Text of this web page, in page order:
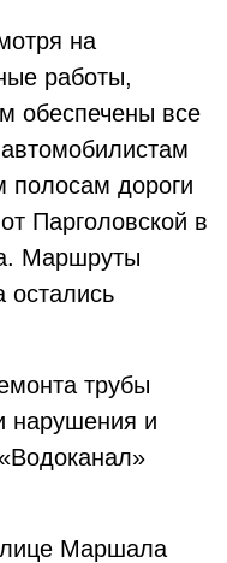
на
работы,
обеспечены все
полосам дороги
Парголовской в
Маршруты
остались
трубы
нарушения и
Маршала